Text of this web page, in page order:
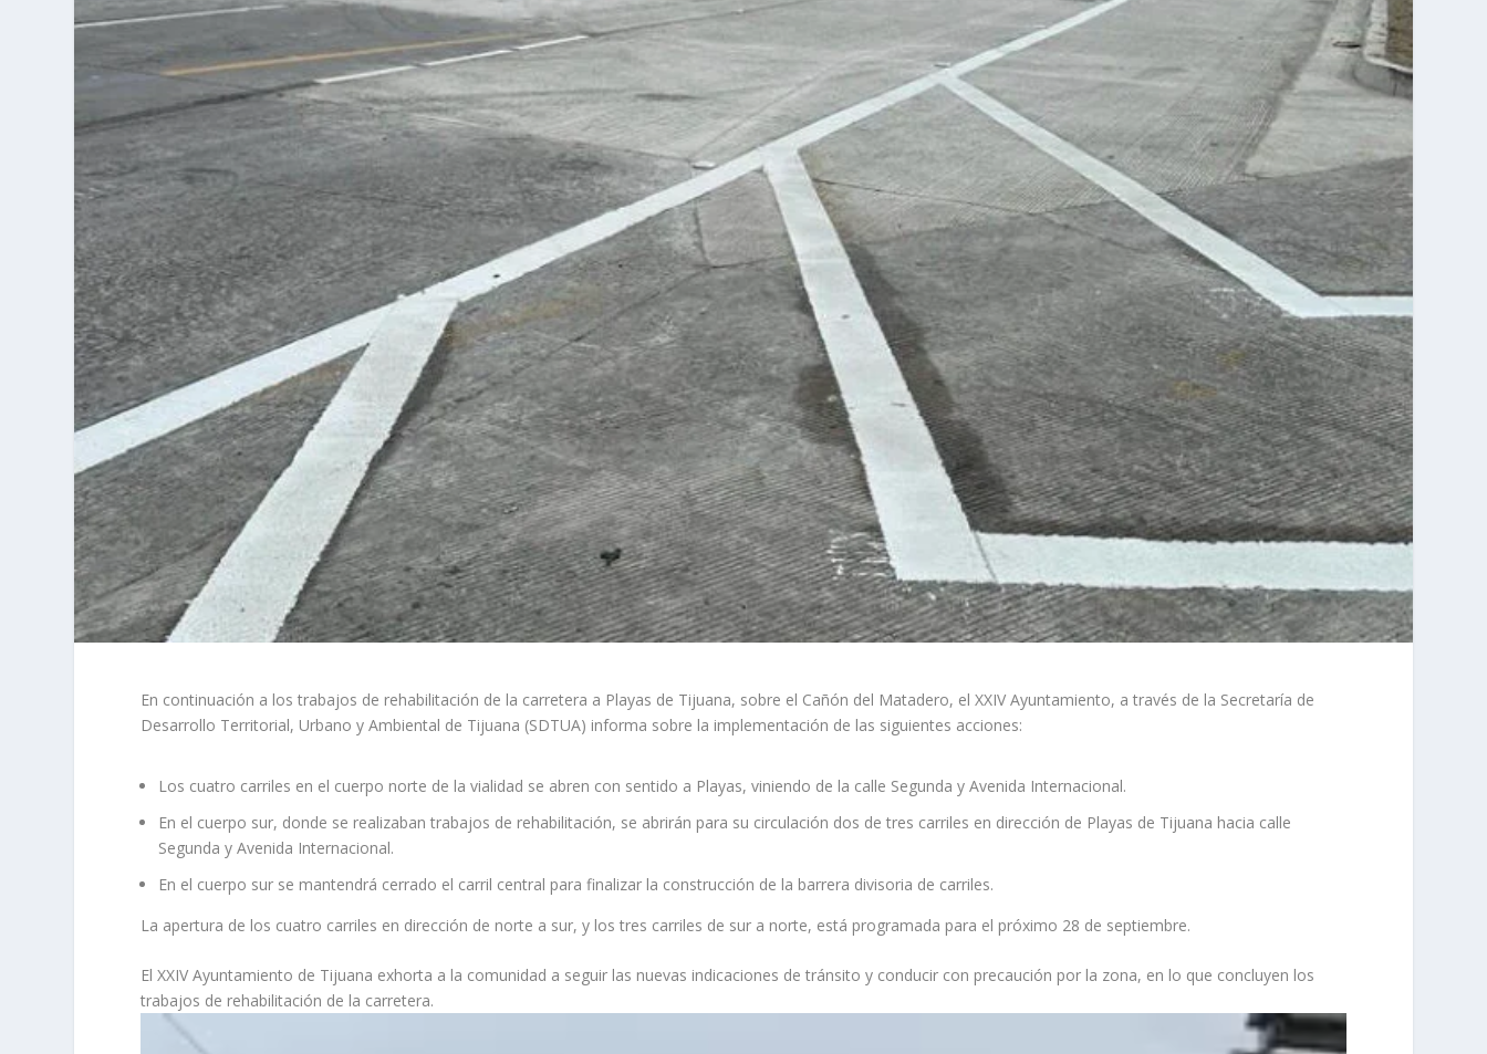
En continuación a los trabajos de rehabilitación de la carretera a Playas de Tijuana, sobre el Cañón del Matadero, el XXIV Ayuntamiento, a través de la Secretaría de
Desarrollo Territorial, Urbano y Ambiental de Tijuana (SDTUA) informa sobre la implementación de las siguientes acciones:
Los cuatro carriles en el cuerpo norte de la vialidad se abren con sentido a Playas, viniendo de la calle Segunda y Avenida Internacional.
En el cuerpo sur, donde se realizaban trabajos de rehabilitación, se abrirán para su circulación dos de tres carriles en dirección de Playas de Tijuana hacia calle
Segunda y Avenida Internacional.
En el cuerpo sur se mantendrá cerrado el carril central para finalizar la construcción de la barrera divisoria de carriles.
La apertura de los cuatro carriles en dirección de norte a sur, y los tres carriles de sur a norte, está programada para el próximo 28 de septiembre.
El XXIV Ayuntamiento de Tijuana exhorta a la comunidad a seguir las nuevas indicaciones de tránsito y conducir con precaución por la zona, en lo que concluyen los
trabajos de rehabilitación de la carretera.